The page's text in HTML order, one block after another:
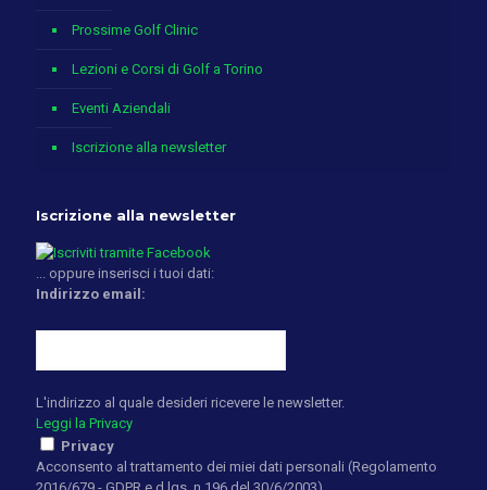
Prossime Golf Clinic
Lezioni e Corsi di Golf a Torino
Eventi Aziendali
Iscrizione alla newsletter
Iscrizione alla newsletter
... oppure inserisci i tuoi dati:
Indirizzo email:
L'indirizzo al quale desideri ricevere le newsletter.
Leggi la Privacy
Privacy
Acconsento al trattamento dei miei dati personali (Regolamento